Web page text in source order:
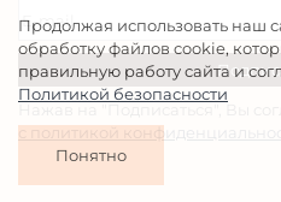
с политикой
Продолжая использовать наш
обработку файлов cookie,
правильную работу сайта и
Политикой безопасности
Понятно